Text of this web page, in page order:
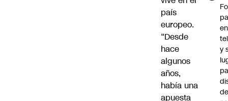
país
europeo.
“Desde
hace
algunos
años,
había una
apuesta
en
y